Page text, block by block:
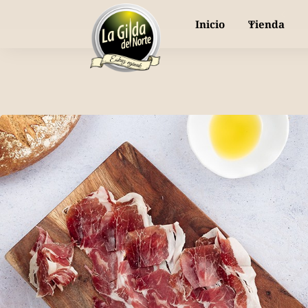
piparra dulce y fresca, directa a tu mesa
Inicio Tienda
Nuestras gildas
Bodas